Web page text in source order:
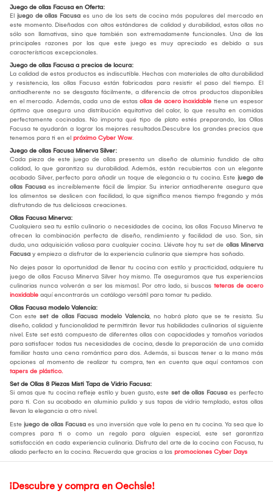
Juego de ollas Facusa en Oferta:
El juego de ollas Facusa es uno de los sets de cocina más populares del mercado en
este momento. Diseñadas con altos estándares de calidad y durabilidad, estas ollas no
sólo son llamativas, sino que también son extremadamente funcionales. Una de las
principales razones por las que este juego es muy apreciado es debido a sus
características excepcionales.
Juego de ollas Facusa a precios de locura:
La calidad de estos productos es indiscutible. Hechas con materiales de alta durabilidad
y resistencia, las ollas Facusa están fabricadas para resistir el paso del tiempo. El
antiadherente no se desgasta fácilmente, a diferencia de otros productos disponibles
en el mercado. Además, cada una de estas ollas de acero inoxidable tiene un espesor
óptimo que asegura una distribución equitativa del calor, lo que resulta en comidas
perfectamente cocinadas. No importa qué tipo de plato estés preparando, las Ollas
Facusa te ayudarán a lograr los mejores resultados.Descubre los grandes precios que
tenemos para ti en el próximo Cyber Wow.
Juego de ollas Facusa Minerva Silver:
Cada pieza de este juego de ollas presenta un diseño de aluminio fundido de alta
calidad, lo que garantiza su durabilidad. Además, están recubiertas con un elegante
acabado Silver, perfecto para añadir un toque de elegancia a tu cocina. Este juego de
ollas Facusa es increíblemente fácil de limpiar. Su interior antiadherente asegura que
los alimentos se deslicen con facilidad, lo que significa menos tiempo fregando y más
disfrutando de tus deliciosas creaciones.
Ollas Facusa Minerva:
Cualquiera sea tu estilo culinario o necesidades de cocina, las ollas Facusa Minerva te
ofrecen la combinación perfecta de diseño, rendimiento y facilidad de uso. Son, sin
duda, una adquisición valiosa para cualquier cocina. Llévate hoy tu set de ollas Minerva
Facusa y empieza a disfrutar de la experiencia culinaria que siempre has soñado.
No dejes pasar la oportunidad de llenar tu cocina con estilo y practicidad, adquiere tu
juego de ollas Facusa Minerva Silver hoy mismo. ¡Te aseguramos que tus experiencias
culinarias nunca volverán a ser las mismas!. Por otro lado, si buscas teteras de acero
inoxidable aquí encontrarás un catálogo versátil para tomar tu pedido.
Ollas Facusa modelo Valencia:
Con este set de ollas Facusa modelo Valencia, no habrá plato que se te resista. Su
diseño, calidad y funcionalidad te permitirán llevar tus habilidades culinarias al siguiente
nivel. Este set está compuesto de diferentes ollas con capacidades y tamaños variados
para satisfacer todas tus necesidades de cocina, desde la preparación de una comida
familiar hasta una cena romántica para dos. Además, si buscas tener a la mano más
opciones al momento de realizar tu compra, ten en cuenta que aquí contamos con
tapers de plástico.
Set de Ollas 8 Piezas Misti Tapa de Vidrio Facusa:
Si amas que tu cocina refleje estilo y buen gusto, este set de ollas Facusa es perfecto
para ti. Con su acabado en aluminio pulido y sus tapas de vidrio templado, estas ollas
llevan la elegancia a otro nivel.
Este juego de ollas Facusa es una inversión que vale la pena en tu cocina. Ya sea que lo
compres para ti o como un regalo para alguien especial, este set garantiza
satisfacción en cada experiencia culinaria. Disfruta del arte de la cocina con Facusa, tu
aliado perfecto en la cocina. Recuerda que gracias a las promociones Cyber Days
¡Descubre y compra en Oechsle!